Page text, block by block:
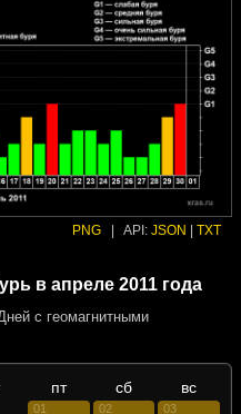
PNG | API: JSON | TXT
в апреле 2011 года
с геомагнитными
пт сб вс
01 02 03